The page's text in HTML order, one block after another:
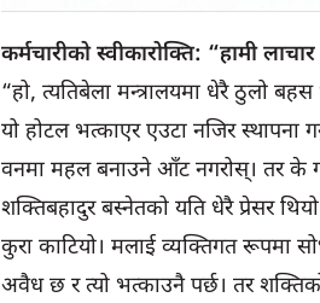
कर्मचारीको स्वीकारोक्ति: “हामी
“हो, त्यतिबेला मन्त्रालयमा धेरै ठुलो
यो होटल भत्काएर एउटा नजिर स्थापना
वनमा महल बनाउने आँट नगरोस्। तर के
शक्तिबहादुर बस्नेतको यति धेरै प्रेसर
कुरा काटियो। मलाई व्यक्तिगत रूपमा
अवैध छ र त्यो भत्काउनै पर्छ। तर